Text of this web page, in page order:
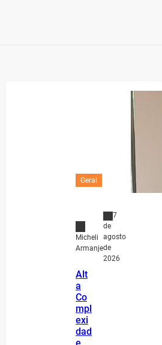
Geral
Micheli
Armanje
7
de
agosto
de
2026
Alt
a
Co
mpl
exi
dad